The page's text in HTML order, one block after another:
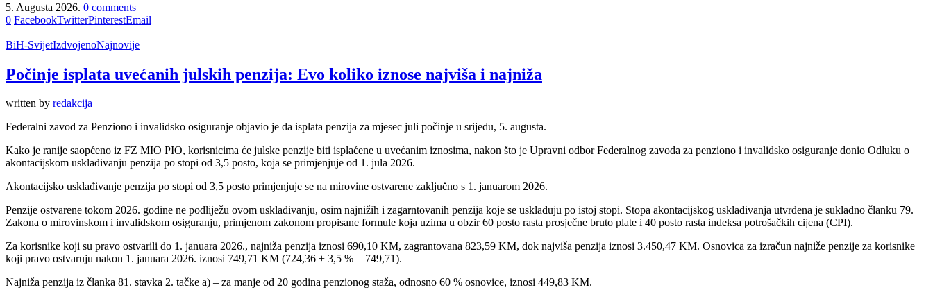
5. Augusta 2026. 0 comments
0 FacebookTwitterPinterestEmail
BiH-SvijetIzdvojenoNajnovije
Počinje isplata uvećanih julskih penzija: Evo koliko iznose najviša i najniža
written by redakcija
Federalni zavod za Penziono i invalidsko osiguranje objavio je da isplata penzija za mjesec juli počinje u srijedu, 5. augusta.
Kako je ranije saopćeno iz FZ MIO PIO, korisnicima će julske penzije biti isplaćene u uvećanim iznosima, nakon što je Upravni odbor Federalnog zavoda za penziono i invalidsko osiguranje donio Odluku o
akontacijskom usklađivanju penzija po stopi od 3,5 posto, koja se primjenjuje od 1. jula 2026.
Akontacijsko usklađivanje penzija po stopi od 3,5 posto primjenjuje se na mirovine ostvarene zaključno s 1. januarom 2026.
Penzije ostvarene tokom 2026. godine ne podliježu ovom usklađivanju, osim najnižih i zagarntovanih penzija koje se usklađuju po istoj stopi. Stopa akontacijskog usklađivanja utvrđena je sukladno članku 79.
Zakona o mirovinskom i invalidskom osiguranju, primjenom zakonom propisane formule koja uzima u obzir 60 posto rasta prosječne bruto plate i 40 posto rasta indeksa potrošačkih cijena (CPI).
Za korisnike koji su pravo ostvarili do 1. januara 2026., najniža penzija iznosi 690,10 KM, zagrantovana 823,59 KM, dok najviša penzija iznosi 3.450,47 KM. Osnovica za izračun najniže penzije za korisnike
koji pravo ostvaruju nakon 1. januara 2026. iznosi 749,71 KM (724,36 + 3,5 % = 749,71).
Najniža penzija iz članka 81. stavka 2. tačke a) – za manje od 20 godina penzionog staža, odnosno 60 % osnovice, iznosi 449,83 KM.